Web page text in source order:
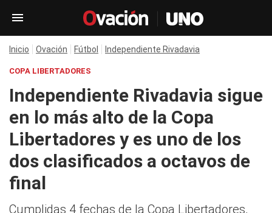
Inicio Ovación Fútbol Independiente Rivadavia
COPA LIBERTADORES
Independiente Rivadavia sigue
en lo más alto de la Copa
Libertadores y es uno de los
dos clasificados a octavos de
final
Cumplidas 4 fechas de la Copa Libertadores,